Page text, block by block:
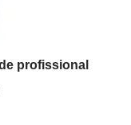
profissional